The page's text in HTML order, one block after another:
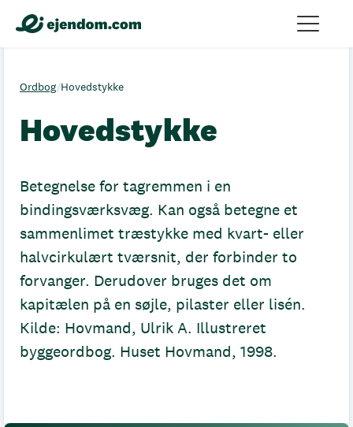
Ordbog/Hovedstykke
Hovedstykke
Betegnelse for tagremmen i en
bindingsværksvæg. Kan også betegne et
sammenlimet træstykke med kvart- eller
halvcirkulært tværsnit, der forbinder to
forvanger. Derudover bruges det om
kapitælen på en søjle, pilaster eller lisén.
Kilde: Hovmand, Ulrik A. Illustreret
byggeordbog. Huset Hovmand, 1998.